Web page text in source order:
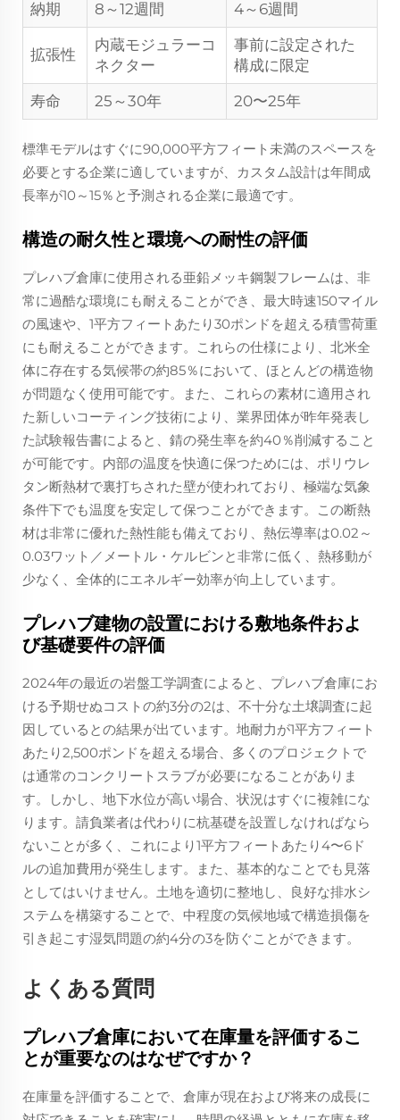
納期 8～12週間 4～6週間
拡張性
内蔵モジュラーコ
ネクター
事前に設定された
構成に限定
寿命
25～30年 20〜25年
標準モデルはすぐに90,000平方フィート未満のスペースを
必要とする企業に適していますが、カスタム設計は年間成
長率が10～15％と予測される企業に最適です。
構造の耐久性と環境への耐性の評価
プレハブ倉庫に使用される亜鉛メッキ鋼製フレームは、非
常に過酷な環境にも耐えることができ、最大時速150マイル
の風速や、1平方フィートあたり30ポンドを超える積雪荷重
にも耐えることができます。これらの仕様により、北米全
体に存在する気候帯の約85％において、ほとんどの構造物
が問題なく使用可能です。また、これらの素材に適用され
た新しいコーティング技術により、業界団体が昨年発表し
た試験報告書によると、錆の発生率を約40％削減すること
が可能です。内部の温度を快適に保つためには、ポリウレ
タン断熱材で裏打ちされた壁が使われており、極端な気象
条件下でも温度を安定して保つことができます。この断熱
材は非常に優れた熱性能も備えており、熱伝導率は0.02～
0.03ワット／メートル・ケルビンと非常に低く、熱移動が
少なく、全体的にエネルギー効率が向上しています。
プレハブ建物の設置における敷地条件およ
び基礎要件の評価
2024年の最近の岩盤工学調査によると、プレハブ倉庫にお
ける予期せぬコストの約3分の2は、不十分な土壌調査に起
因しているとの結果が出ています。地耐力が1平方フィート
あたり2,500ポンドを超える場合、多くのプロジェクトで
は通常のコンクリートスラブが必要になることがありま
す。しかし、地下水位が高い場合、状況はすぐに複雑にな
ります。請負業者は代わりに杭基礎を設置しなければなら
ないことが多く、これにより1平方フィートあたり4〜6ド
ルの追加費用が発生します。また、基本的なことでも見落
としてはいけません。土地を適切に整地し、良好な排水シ
ステムを構築することで、中程度の気候地域で構造損傷を
引き起こす湿気問題の約4分の3を防ぐことができます。
よくある質問
プレハブ倉庫において在庫量を評価するこ
とが重要なのはなぜですか？
在庫量を評価することで、倉庫が現在および将来の成長に